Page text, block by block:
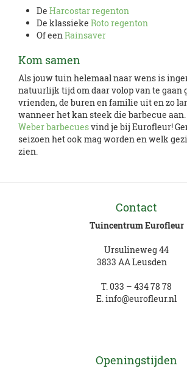
De Harcostar regenton
De klassieke Roto regenton
Of eenRainsaver
Kom samen
Als jouw tuin helemaal naar wens is
natuurlijk tijd om daar volop van te gaan
vrienden, de buren en familie uit en zo
wanneer het kan steek die barbecue
Weber barbecuesvind je bij Eurofleur!
seizoen het ook mag worden en welk
zien.
Contact
Tuincentrum Eurofleur
Ursulineweg 44
3833 AA Leusden
T.033 – 434 78 78
E.info@eurofleur.nl
Openingstijden